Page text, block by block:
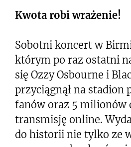
Kwota robi wrażenie!
Sobotni koncert w
którym po raz ostatni
się Ozzy Osbourne i
przyciągnął na stadion
fanów oraz 5 milionów
transmisję online.
do historii nie tylko ze